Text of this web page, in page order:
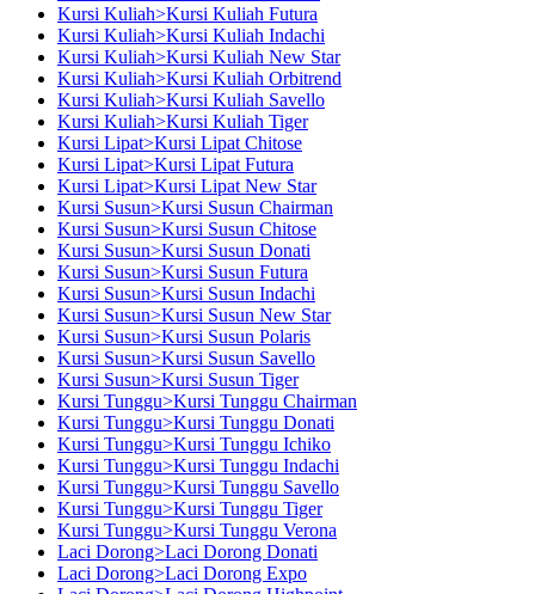
Kursi Kuliah>Kursi Kuliah Futura
Kursi Kuliah>Kursi Kuliah Indachi
Kursi Kuliah>Kursi Kuliah New Star
Kursi Kuliah>Kursi Kuliah Orbitrend
Kursi Kuliah>Kursi Kuliah Savello
Kursi Kuliah>Kursi Kuliah Tiger
Kursi Lipat>Kursi Lipat Chitose
Kursi Lipat>Kursi Lipat Futura
Kursi Lipat>Kursi Lipat New Star
Kursi Susun>Kursi Susun Chairman
Kursi Susun>Kursi Susun Chitose
Kursi Susun>Kursi Susun Donati
Kursi Susun>Kursi Susun Futura
Kursi Susun>Kursi Susun Indachi
Kursi Susun>Kursi Susun New Star
Kursi Susun>Kursi Susun Polaris
Kursi Susun>Kursi Susun Savello
Kursi Susun>Kursi Susun Tiger
Kursi Tunggu>Kursi Tunggu Chairman
Kursi Tunggu>Kursi Tunggu Donati
Kursi Tunggu>Kursi Tunggu Ichiko
Kursi Tunggu>Kursi Tunggu Indachi
Kursi Tunggu>Kursi Tunggu Savello
Kursi Tunggu>Kursi Tunggu Tiger
Kursi Tunggu>Kursi Tunggu Verona
Laci Dorong>Laci Dorong Donati
Laci Dorong>Laci Dorong Expo